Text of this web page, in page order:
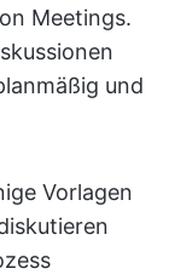
Meetings.
und
Vorlagen